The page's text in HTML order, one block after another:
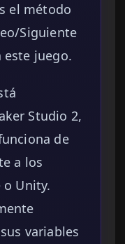
el método
Siguiente
este juego.
Studio 2,
de
a los
o Unity.
variables